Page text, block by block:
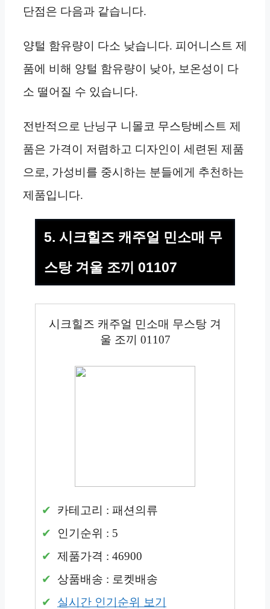
단점은 다음과 같습니다.
양털 함유량이 다소 낮습니다. 피어니스트 제
품에 비해 양털 함유량이 낮아, 보온성이 다
소 떨어질 수 있습니다.
전반적으로 난닝구 니몰코 무스탕베스트 제
품은 가격이 저렴하고 디자인이 세련된 제품
으로, 가성비를 중시하는 분들에게 추천하는
제품입니다.
5. 시크힐즈 캐주얼 민소매 무
스탕 겨울 조끼 01107
시크힐즈 캐주얼 민소매 무스탕 겨
울 조끼 01107
카테고리 : 패션의류
인기순위 : 5
제품가격 : 46900
상품배송 : 로켓배송
실시간 인기순위 보기